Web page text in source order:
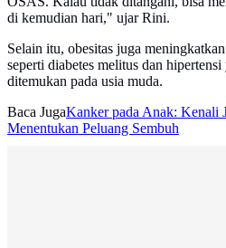
di kemudian hari," ujar Rini.
Selain itu, obesitas juga
seperti diabetes melitus dan
ditemukan pada usia muda.
Baca JugaKanker pada Anak: Kenali
Menentukan Peluang Sembuh